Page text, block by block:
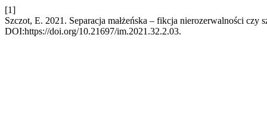
[1]
Szczot, E. 2021. Separacja małżeńska – fikcja nierozerwalności czy
DOI:https://doi.org/10.21697/im.2021.32.2.03.